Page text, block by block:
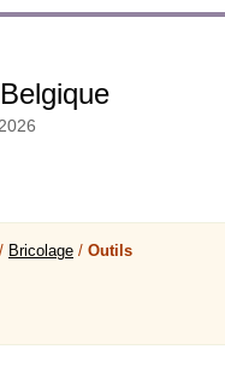
/ Bricolage / Outils